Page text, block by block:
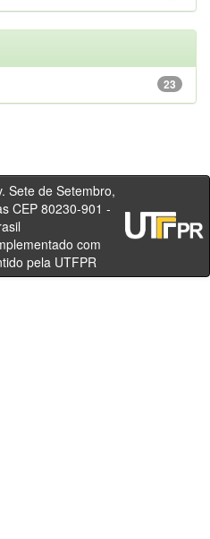
23
Setembro,
CEP 80230-901 -
- Brasil
com
pela UTFPR